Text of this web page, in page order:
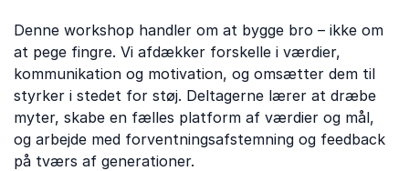
Denne workshop handler om at bygge bro – ikke om
at pege fingre. Vi afdækker forskelle i værdier,
kommunikation og motivation, og omsætter dem til
styrker i stedet for støj. Deltagerne lærer at dræbe
myter, skabe en fælles platform af værdier og mål,
og arbejde med forventningsafstemning og feedback
på tværs af generationer.